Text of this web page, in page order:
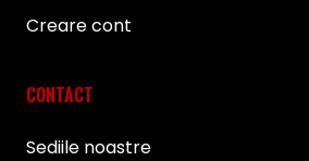
Creare cont
CONTACT
Sediile noastre